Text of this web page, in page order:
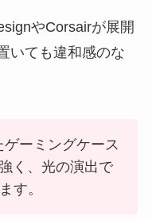
やCorsairが展開
いても違和感のな
ーミングケース
く、光の演出で
す。